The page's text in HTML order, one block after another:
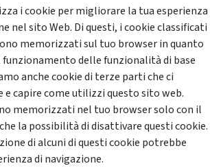
i cookie per migliorare la tua esperienza
nel sito Web. Di questi, i cookie classificati
memorizzati sul tuo browser in quanto
delle funzionalità di base
anche cookie di terze parti che ci
e capire come utilizzi questo sito web.
memorizzati nel tuo browser solo con il
la possibilità di disattivare questi cookie.
di alcuni di questi cookie potrebbe
di navigazione.